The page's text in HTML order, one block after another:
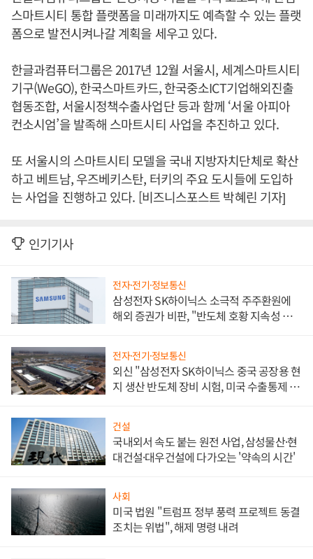
스마트시티 통합 플랫폼을 미래까지도 예측할 수 있는 플랫
폼으로 발전시켜나갈 계획을 세우고 있다.
한글과컴퓨터그룹은 2017년 12월 서울시, 세계스마트시티
기구(WeGO), 한국스마트카드, 한국중소ICT기업해외진출
협동조합, 서울시정책수출사업단 등과 함께 ‘서울 아피아
컨소시엄’을 발족해 스마트시티 사업을 추진하고 있다.
또 서울시의 스마트시티 모델을 국내 지방자치단체로 확산
하고 베트남, 우즈베키스탄, 터키의 주요 도시들에 도입하
는 사업을 진행하고 있다. [비즈니스포스트 박혜린 기자]
인기기사
전자·전기·정보통신
삼성전자 SK하이닉스 소극적 주주환원에
해외 증권가 비판, "반도체 호황 지속성 의
전자·전기·정보통신
외신 "삼성전자 SK하이닉스 중국 공장용 현
지 생산 반도체 장비 시험, 미국 수출통제 대
건설
국내외서 속도 붙는 원전 사업, 삼성물산·현
대건설·대우건설에 다가오는 '약속의 시간'
사회
미국 법원 "트럼프 정부 풍력 프로젝트 동결
조치는 위법", 해제 명령 내려